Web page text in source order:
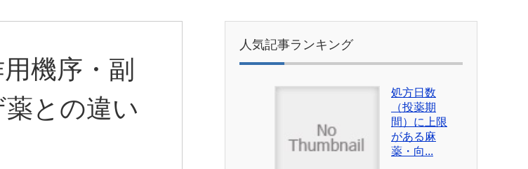
機序・副
との違い
人気記事ランキング
処方日数
（投薬期
間）に上限
がある麻
薬・向...